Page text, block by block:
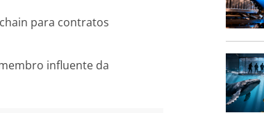
para contratos
influente da